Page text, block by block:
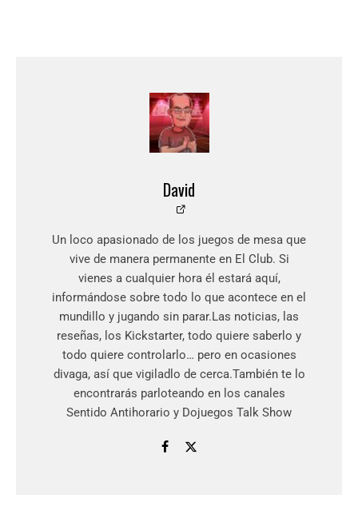
David
Un loco apasionado de los juegos de mesa que
vive de manera permanente en El Club. Si
vienes a cualquier hora él estará aquí,
informándose sobre todo lo que acontece en el
mundillo y jugando sin parar.Las noticias, las
reseñas, los Kickstarter, todo quiere saberlo y
todo quiere controlarlo… pero en ocasiones
divaga, así que vigiladlo de cerca.También te lo
encontrarás parloteando en los canales
Sentido Antihorario y Dojuegos Talk Show